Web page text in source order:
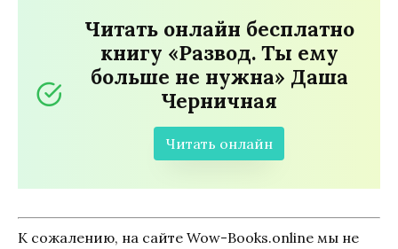
Читать онлайн бесплатно
книгу «Развод. Ты ему
больше не нужна» Даша
Черничная
Читать онлайн
К сожалению, на сайте Wow-Books.online мы не